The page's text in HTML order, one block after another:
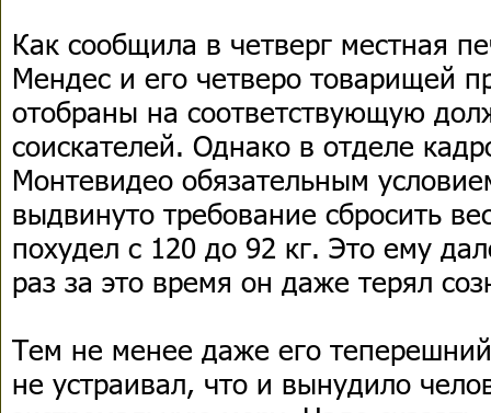
Как сообщила в четверг местная
Мендес и его четверо товарищей
отобраны на соответствующую
соискателей. Однако в отделе
Монтевидео обязательным
выдвинуто требование сбросить
похудел с 120 до 92 кг. Это ему
раз за это время он даже терял
Тем не менее даже его
не устраивал, что и вынудило